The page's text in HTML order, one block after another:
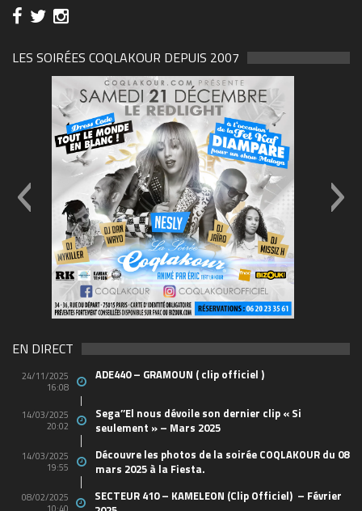
LES SOIRÉES COQLAKOUR DEPUIS 2007
(1)
EN DIRECT
24/11/2025
16:08
ADE440 – GRAMOUN ( clip officiel )
14/03/2025
20:02
Sega’’El nous dévoile son dernier clip « Si
seulement » – Mars 2025
14/03/2025
19:55
Découvre les photos de la soirée COQLAKOUR du 08
mars 2025 à la Fiesta.
08/02/2025
10:40
SECTEUR 410 – KAMELEON (Clip Officiel) – Février